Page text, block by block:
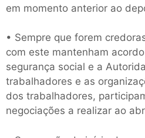
em momento anterior ao
• Sempre que forem
com este mantenham
segurança social e a
trabalhadores e as
dos trabalhadores,
negociações a realizar ao